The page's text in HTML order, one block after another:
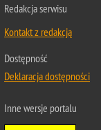
Redakcja serwisu
Kontakt z redakcją
Dostępność
Deklaracja dostępności
Inne wersje portalu